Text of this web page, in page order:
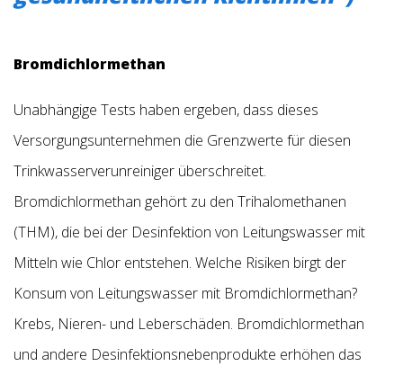
Bromdichlormethan
Unabhängige Tests haben ergeben, dass dieses
Versorgungsunternehmen die Grenzwerte für diesen
Trinkwasserverunreiniger überschreitet.
Bromdichlormethan gehört zu den Trihalomethanen
(THM), die bei der Desinfektion von Leitungswasser mit
Mitteln wie Chlor entstehen. Welche Risiken birgt der
Konsum von Leitungswasser mit Bromdichlormethan?
Krebs, Nieren- und Leberschäden. Bromdichlormethan
und andere Desinfektionsnebenprodukte erhöhen das